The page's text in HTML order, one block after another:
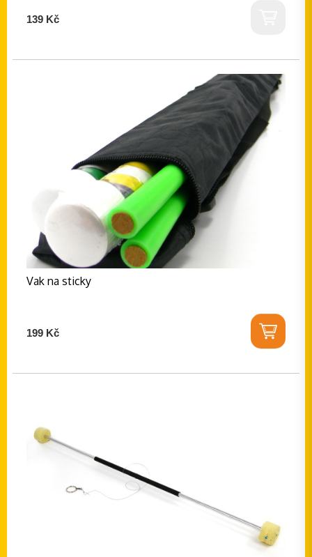
139 Kč
Vak na sticky
199 Kč